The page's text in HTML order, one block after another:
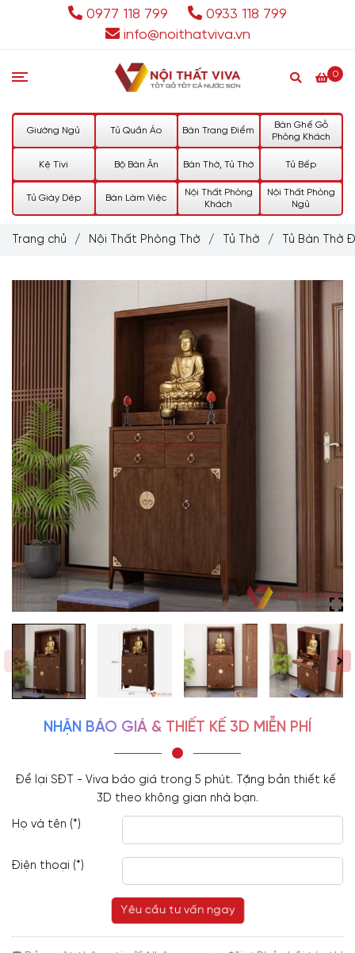
0977 118 799
0933 118 799
info@noithatviva.vn
0
Giường Ngủ Tủ Quần Áo Bàn Trang Điểm
Bàn Ghế Gỗ
Phòng Khách
Kệ Tivi Bộ Bàn Ăn Bàn Thờ, Tủ Thờ Tủ Bếp
Tủ Giày Dép Bàn Làm Việc
Nội Thất Phòng
Khách
Nội Thất Phòng
Ngủ
Trang chủ / Nội Thất Phòng Thờ / Tủ Thờ / Tủ Bàn Thờ
NHẬN BÁO GIÁ & THIẾT KẾ 3D MIỄN PHÍ
Để lại SĐT - Viva báo giá trong 5 phút. Tặng bản thiết kế
3D theo không gian nhà bạn.
Họ và tên (*)
Điện thoại (*)
Yêu cầu tư vấn ngay